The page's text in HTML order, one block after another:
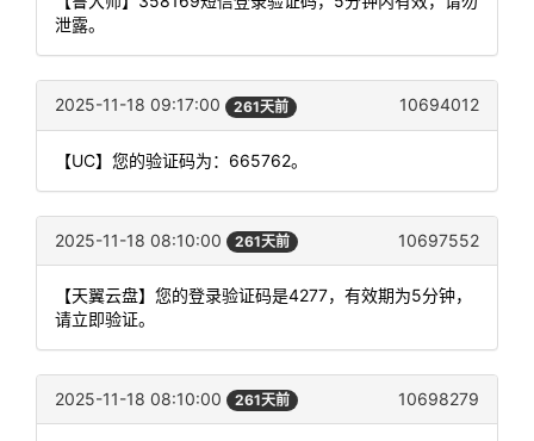
泄露。
2025-11-18 09:17:00 261天前 10694012
【UC】您的验证码为：665762。
2025-11-18 08:10:00 261天前 10697552
【天翼云盘】您的登录验证码是4277，有效期为5分钟，
请立即验证。
2025-11-18 08:10:00 261天前 10698279